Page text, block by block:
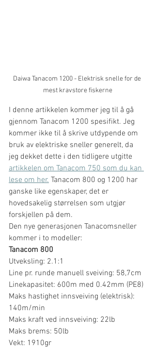
Daiwa Tanacom 1200 - Elektrisk snelle for de
mest kravstore fiskerne
I denne artikkelen kommer jeg til å gå
gjennom Tanacom 1200 spesifikt. Jeg
kommer ikke til å skrive utdypende om
bruk av elektriske sneller generelt, da
jeg dekket dette i den tidligere utgitte
artikkelen om Tanacom 750 som du kan
lese om her. Tanacom 800 og 1200 har
ganske like egenskaper, det er
hovedsakelig størrelsen som utgjør
forskjellen på dem.
Den nye generasjonen Tanacomsneller
kommer i to modeller:
Tanacom 800
Utveksling: 2.1:1
Line pr. runde manuell sveiving: 58,7cm
Linekapasitet: 600m med 0.42mm (PE8)
Maks hastighet innsveiving (elektrisk):
140m/min
Maks kraft ved innsveiving: 22lb
Maks brems: 50lb
Vekt: 1910gr